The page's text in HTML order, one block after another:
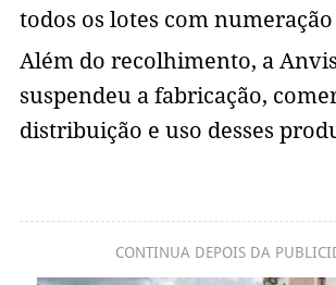
todos os lotes com
Além do recolhimento, a
suspendeu a fabricação,
distribuição e uso desses
CONTINUA DEPOIS DA